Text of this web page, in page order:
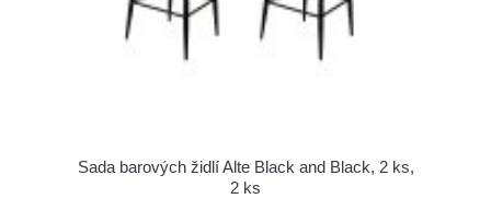
Sada barových židlí Alte Black and Black, 2 ks,
2 ks